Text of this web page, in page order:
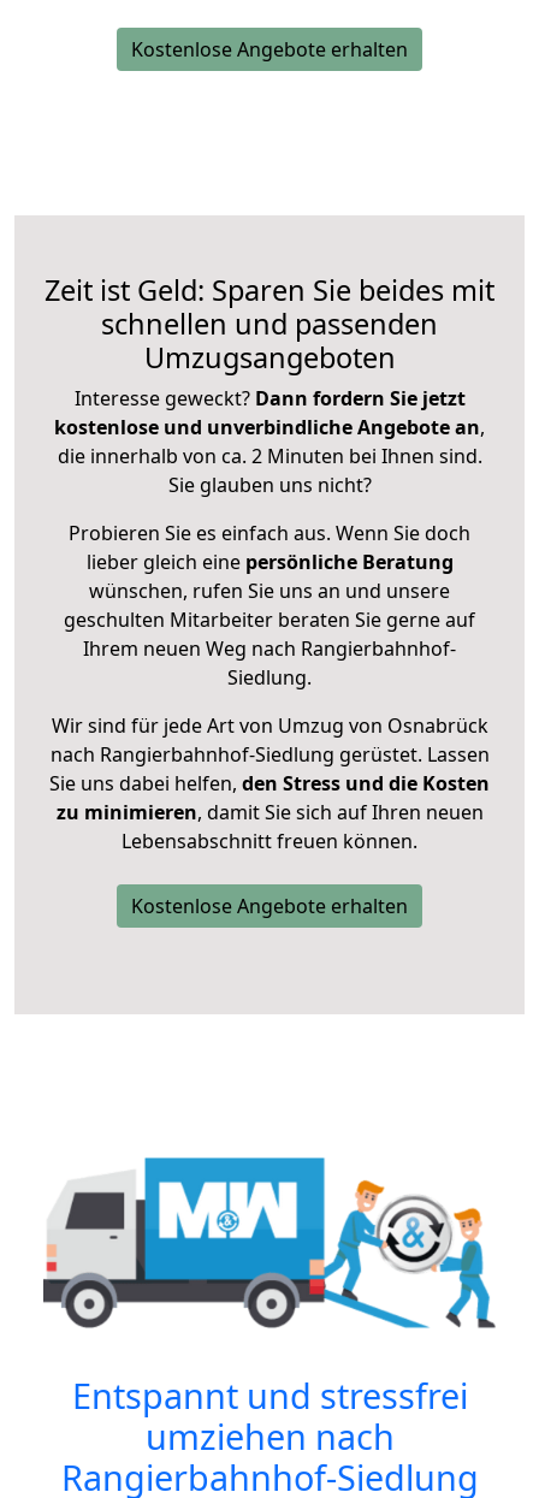
Kostenlose Angebote erhalten
Zeit ist Geld: Sparen Sie beides mit
schnellen und passenden
Umzugsangeboten
Interesse geweckt? Dann fordern Sie jetzt
kostenlose und unverbindliche Angebote an,
die innerhalb von ca. 2 Minuten bei Ihnen sind.
Sie glauben uns nicht?
Probieren Sie es einfach aus. Wenn Sie doch
lieber gleich eine persönliche Beratung
wünschen, rufen Sie uns an und unsere
geschulten Mitarbeiter beraten Sie gerne auf
Ihrem neuen Weg nach Rangierbahnhof-
Siedlung.
Wir sind für jede Art von Umzug von Osnabrück
nach Rangierbahnhof-Siedlung gerüstet. Lassen
Sie uns dabei helfen, den Stress und die Kosten
zu minimieren, damit Sie sich auf Ihren neuen
Lebensabschnitt freuen können.
Kostenlose Angebote erhalten
Entspannt und stressfrei
umziehen nach
Rangierbahnhof-Siedlung